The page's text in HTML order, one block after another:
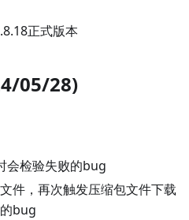
正式版本
05/28)
会检验失败的bug
件，再次触发压缩包文件下载
bug